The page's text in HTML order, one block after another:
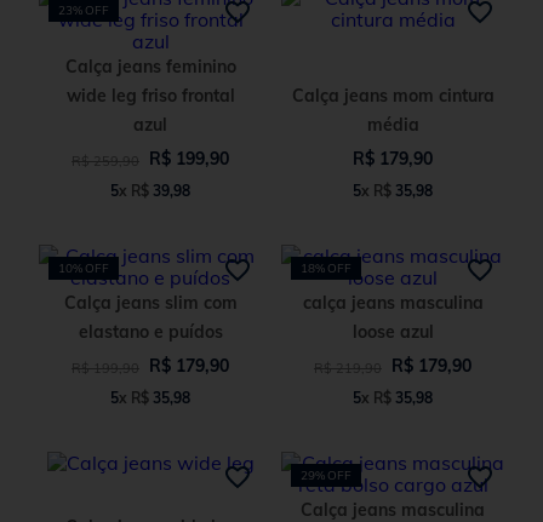
23% OFF
Calça jeans feminino
wide leg friso frontal
azul
R$ 259,90 R$ 199,90
5x R$ 39,98
Calça jeans mom cintura
média
R$ 179,90
5x R$ 35,98
10% OFF
Calça jeans slim com
elastano e puídos
R$ 199,90 R$ 179,90
5x R$ 35,98
18% OFF
calça jeans masculina
loose azul
R$ 219,90 R$ 179,90
5x R$ 35,98
29% OFF
Calça jeans masculina